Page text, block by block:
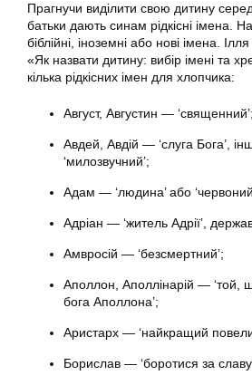
Прагнучи виділити свою дитину
батьки дають синам рідкісні імена.
біблійні, іноземні або нові імена.
«Як назвати дитину: вибір імені та
кілька рідкісних імен для хлопчика:
Август, Августин — ‘священний’;
Авдей, Авдій — ‘слуга Бога’,
‘милозвучний’;
Адам — ‘людина’ або
Адріан — ‘житель Адрії’,
Амвросій — ‘безсмертний’;
Аполлон, Аполлінарій — ‘той,
бога Аполлона’;
Аристарх — ‘найкращий
Борислав — ‘боротися за